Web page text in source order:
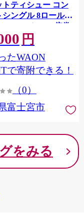
トティシュー コン
シングル 8ロール×8
64ロール 1.5倍巻
トイレットペーパー
パルプ100％ 香り
用品 消耗品 備蓄
円
たWAON
で寄附できる！
（0）
富士宮市
をみる